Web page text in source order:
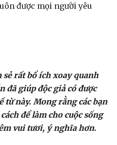
được mọi người yêu
rất bổ ích xoay quanh
đã giúp độc giả có được
từ này. Mong rằng các bạn
để làm cho cuộc sống
vui tươi, ý nghĩa hơn.